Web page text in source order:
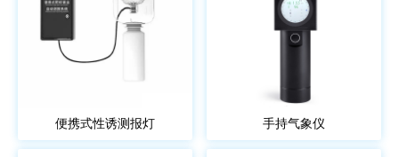
便携式性诱测报灯 手持气象仪